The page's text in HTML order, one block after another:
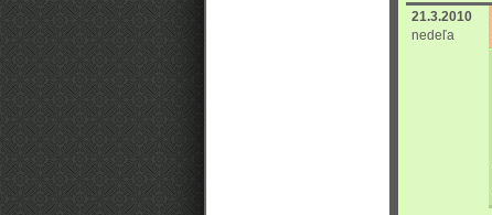
21.3.2010
nedeľa